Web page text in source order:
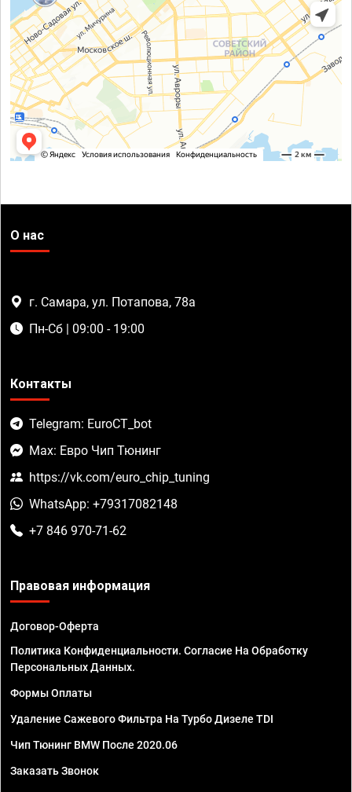
О нас
г. Самара, ул. Потапова, 78а
Пн-Сб | 09:00 - 19:00
Контакты
Telegram: EuroCT_bot
Max: Евро Чип Тюнинг
https://vk.com/euro_chip_tuning
WhatsApp: +79317082148
+7 846 970-71-62
Правовая информация
Договор-Оферта
Политика Конфиденциальности. Согласие На Обработку
Персональных Данных.
Формы Оплаты
Удаление Сажевого Фильтра На Турбо Дизеле TDI
Чип Тюнинг BMW После 2020.06
Заказать Звонок